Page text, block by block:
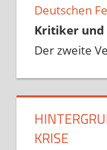
Deutschen
Kritiker und
Der zweite
KRISE